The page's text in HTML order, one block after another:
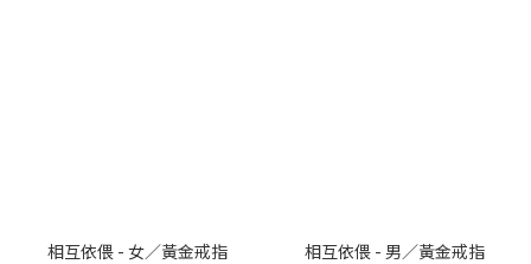
相互依偎 - 女／黃金戒指 相互依偎 - 男／黃金戒指